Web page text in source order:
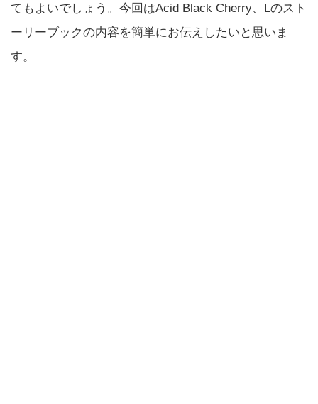
てもよいでしょう。今回はAcid Black Cherry、Lのスト
ーリーブックの内容を簡単にお伝えしたいと思いま
す。